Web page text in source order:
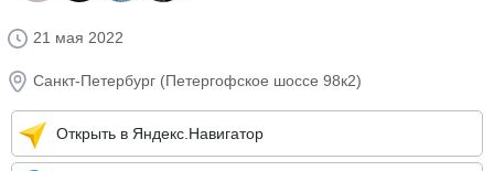
21 мая 2022
Санкт-Петербург (Петергофское шоссе 98к2)
Открыть в Яндекс.Навигатор